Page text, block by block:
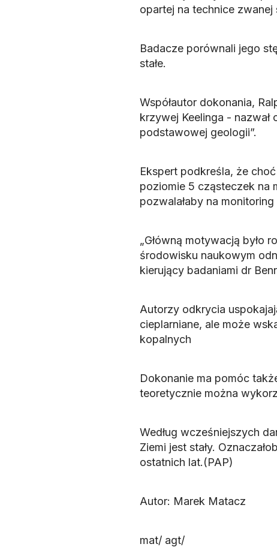
opartej na technice
Badacze porównali jego
stałe.
Współautor dokonania,
krzywej Keelinga - nazwał
podstawowej geologii”.
Ekspert podkreśla, że
poziomie 5 cząsteczek na
pozwalałaby na
„Główną motywacją było
środowisku naukowym
kierujący badaniami dr
Autorzy odkrycia
cieplarniane, ale może
kopalnych
Dokonanie ma pomóc
teoretycznie można
Według wcześniejszych
Ziemi jest stały.
ostatnich lat.(PAP)
Autor: Marek Matacz
mat/ agt/